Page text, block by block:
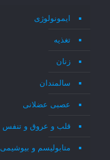
ایمونولوژی
تغذیه
زنان
سالمندان
عصبی عضلانی
قلب و عروق و تنفس
متابولیسم و بیوشیمی